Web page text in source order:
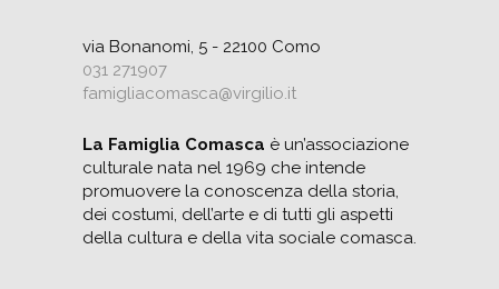
via Bonanomi, 5 - 22100 Como
031 271907
famigliacomasca@virgilio.it
La Famiglia Comasca è un’associazione
culturale nata nel 1969 che intende
promuovere la conoscenza della storia,
dei costumi, dell’arte e di tutti gli aspetti
della cultura e della vita sociale comasca.